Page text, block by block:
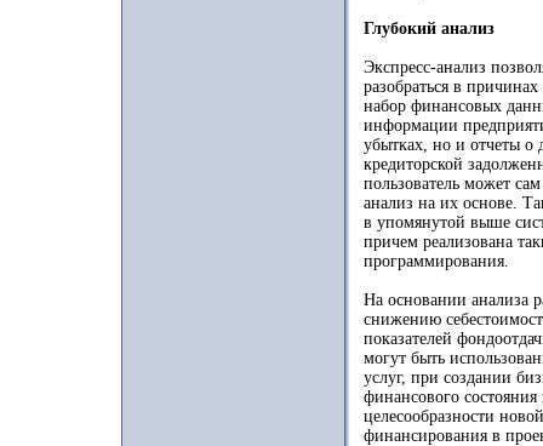
Глубокий анализ
Экспресс-анализ
разобраться в
набор финансовых
информации
убытках, но и отчеты о
кредиторской
пользователь может
анализ на их основе.
в упомянутой выше
причем реализована
программирования.
На основании анализа
снижению
показателей
могут быть
услуг, при создании
финансового
целесообразности
финансирования в